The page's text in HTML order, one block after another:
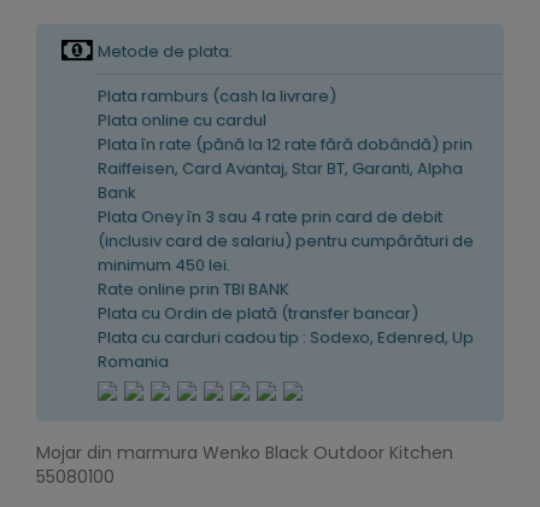
Metode de plata:
Plata ramburs (cash la livrare)
Plata online cu cardul
Plata în rate (pănă la 12 rate fără dobândă) prin
Raiffeisen, Card Avantaj, Star BT, Garanti, Alpha
Bank
Plata Oney în 3 sau 4 rate prin card de debit
(inclusiv card de salariu) pentru cumpărături de
minimum 450 lei.
Rate online prin TBI BANK
Plata cu Ordin de plată (transfer bancar)
Plata cu carduri cadou tip : Sodexo, Edenred, Up
Romania
Mojar din marmura Wenko Black Outdoor Kitchen
55080100